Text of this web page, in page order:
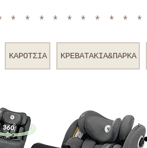
ΚΑΡΟΤΣΙΑ ΚΡΕΒΑΤΑΚΙΑ&ΠΑΡΚΑ